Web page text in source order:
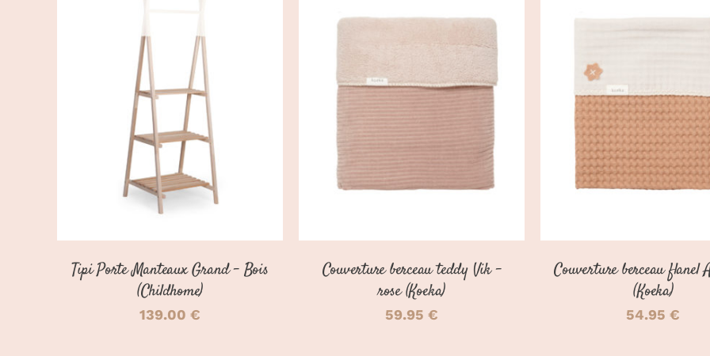
AJOUTER AU PANIER
DÉTAILS
Tipi Porte Manteaux Grand – Bois
(Childhome)
139.00 €
Couverture berceau teddy Vik –
rose (Koeka)
59.95 €
DÉTAILS
Couverture berceau flanel
(Koeka)
54.95€